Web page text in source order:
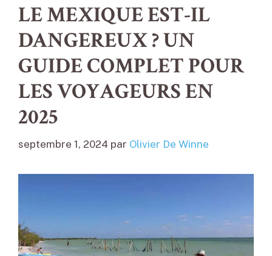
LE MEXIQUE EST-IL
DANGEREUX ? UN
GUIDE COMPLET POUR
LES VOYAGEURS EN
2025
septembre 1, 2024 par Olivier De Winne